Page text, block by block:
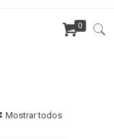
0
Mostrar todos